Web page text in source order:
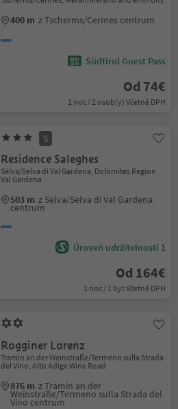
400 m z Tscherms/Cermes centrum
Südtirol Guest Pass
Od 74€
1 noc / 2 osob(y) Včetně DPH
S
Residence Saleghes
Sëlva/Selva di Val Gardena, Dolomites Region
Val Gardena
503 m z Sëlva/Selva di Val Gardena
centrum
Úroveň udržitelnosti 1
Od 164€
1 noc / 1 byt Včetně DPH
Rogginer Lorenz
Tramin an der Weinstraße/Termeno sulla Strada
del Vino, Alto Adige Wine Road
876 m z Tramin an der
Weinstraße/Termeno sulla Strada del
Vino centrum